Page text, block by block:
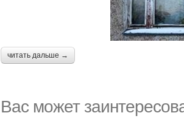
читать дальше →
Вас может